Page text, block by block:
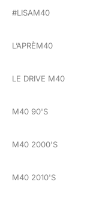
#LISAM40
L’APRÈM40
LE DRIVE M40
M40 90'S
M40 2000'S
M40 2010'S